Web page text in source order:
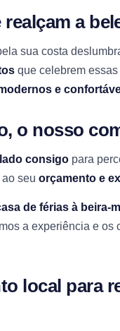
a
sua costa
que celebrem
e
o nosso
consigo para
seu orçamento e
de férias à beira-
a experiência e os
local para